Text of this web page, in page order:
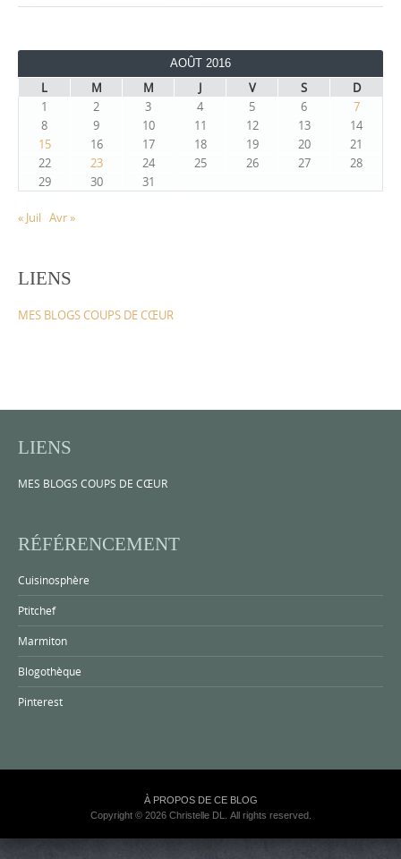
AOÛT 2016
L M M J V S
D
1
2 3 4 5 6
7
8
9 10 11 12 13
14
15
16 17 18 19 20
21
22
23 24 25 26 27
28
29
30 31
« Juil Avr »
LIENS
MES BLOGS COUPS DE CŒUR
LIENS
MES BLOGS COUPS DE CŒUR
RÉFÉRENCEMENT
Cuisinosphère
Ptitchef
Marmiton
Blogothèque
Pinterest
À PROPOS DE CE BLOG
Copyright © 2026 Christelle DL. All rights reserved.